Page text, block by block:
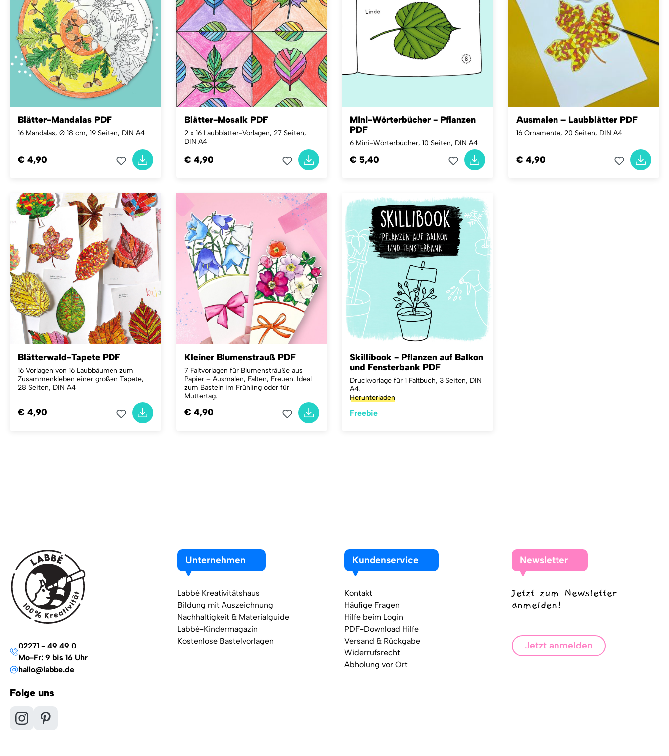
Blätter-Mandalas PDF
16 Mandalas, Ø 18 cm, 19 Seiten, DIN A4
€ 4,90
Blätter-Mosaik PDF
2 x 16 Laubblätter-Vorlagen, 27 Seiten,
DIN A4
€ 4,90
Mini-Wörterbücher - Pflanzen
PDF
6 Mini-Wörterbücher, 10 Seiten, DIN A4
€ 5,40
Ausmalen – Laubblätter PDF
16 Ornamente, 20 Seiten, DIN A4
€ 4,90
Blätterwald-Tapete PDF
16 Vorlagen von 16 Laubbäumen zum
Zusammenkleben einer großen Tapete,
28 Seiten, DIN A4
€ 4,90
Kleiner Blumenstrauß PDF
7 Faltvorlagen für Blumensträuße aus
Papier – Ausmalen, Falten, Freuen. Ideal
zum Basteln im Frühling oder für
Muttertag.
€ 4,90
Skillibook - Pflanzen auf Balkon
und Fensterbank PDF
Druckvorlage für 1 Faltbuch, 3 Seiten, DIN
A4.
Herunterladen
Freebie
02271 - 49 49 0
Mo-Fr: 9 bis 16 Uhr
hallo@labbe.de
Folge uns
Unternehmen
Labbé Kreativitätshaus
Bildung mit Auszeichnung
Nachhaltigkeit & Materialguide
Labbé-Kindermagazin
Kostenlose Bastelvorlagen
Kundenservice
Kontakt
Häufige Fragen
Hilfe beim Login
PDF-Download Hilfe
Versand & Rückgabe
Widerrufsrecht
Abholung vor Ort
Newsletter
Jetzt zum Newsletter
anmelden!
Jetzt anmelden